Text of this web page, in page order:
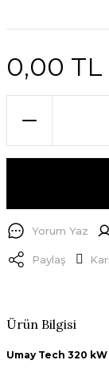
0,00 TL
Yorum Yaz
Paylaş
Ürün Bilgisi
Umay Tech 320 kW